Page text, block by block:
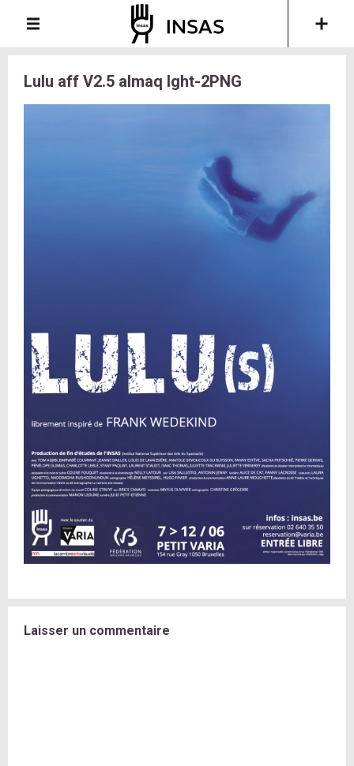
Lulu aff V2.5 almaq lght-2PNG
Laisser un commentaire